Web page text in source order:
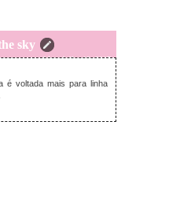
sky
terça-feira, julho 18, 2017
é voltada mais para linha